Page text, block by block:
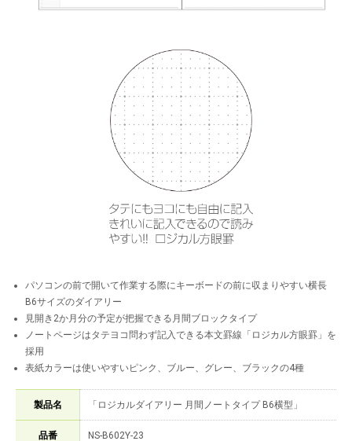
パソコンの前で開いて作業する際にキーボードの前に収まりやすい横長
B6サイズのダイアリー
見開き2か月分の予定が把握できる月間ブロックタイプ
ノートページはタテヨコ問わず記入できる本文罫線「ロジカル方眼罫」を
採用
表紙カラーは使いやすいピンク、ブルー、グレー、ブラックの4種
製品名 「ロジカルダイアリー 月間ノートタイプ B6横型」
品番 NS-B602Y-23